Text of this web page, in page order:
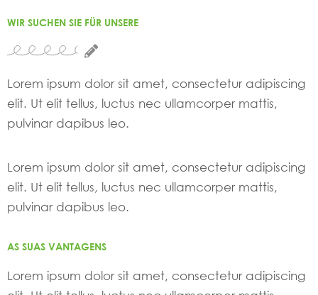
WIR SUCHEN SIE FÜR UNSERE
Lorem ipsum dolor sit amet, consectetur adipiscing
elit. Ut elit tellus, luctus nec ullamcorper mattis,
pulvinar dapibus leo.
Lorem ipsum dolor sit amet, consectetur adipiscing
elit. Ut elit tellus, luctus nec ullamcorper mattis,
pulvinar dapibus leo.
AS SUAS VANTAGENS
Lorem ipsum dolor sit amet, consectetur adipiscing